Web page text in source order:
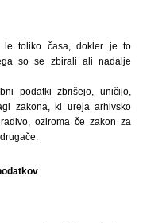
le toliko časa, dokler je to
so se zbirali ali nadalje
podatki zbrišejo, uničijo,
zakona, ki ureja arhivsko
oziroma če zakon za